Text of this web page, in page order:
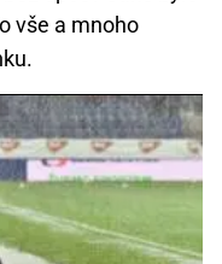
vše a mnoho